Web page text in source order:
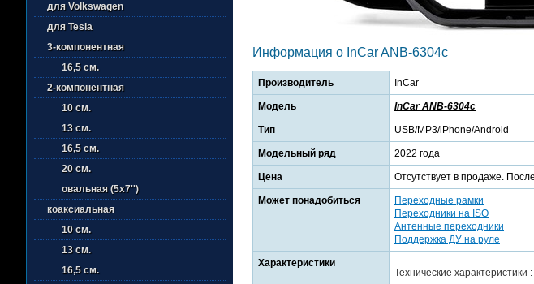
для Volkswagen
для Tesla
3-компонентная
16,5 см.
2-компонентная
10 см.
13 см.
16,5 см.
20 см.
овальная (5х7'')
коаксиальная
10 см.
13 см.
16,5 см.
Информация о InCar ANB-6304c
Производитель InCar
Модель InCar ANB-6304c
Тип USB/MP3/iPhone/Android
Модельный ряд 2022 года
Цена Отсутствует в продаже.
Может понадобиться
Переходные рамки
Переходники на ISO
Антенные переходники
Поддержка ДУ на руле
Характеристики
Технические характеристики :